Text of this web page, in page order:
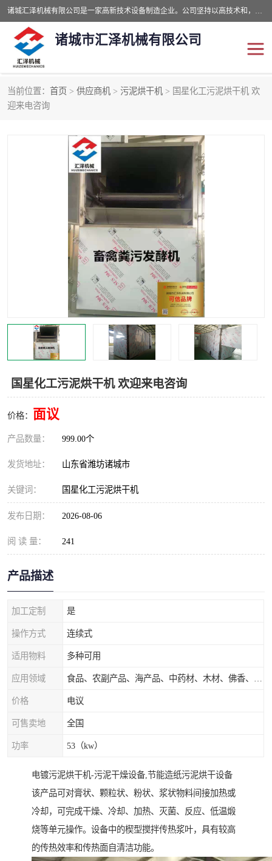
诸城汇泽机械有限公司是一家高新技术设备制造企业。公司坚持以高技术和，高服务于用户，以的环保机械制造设备赢的用户的信赖。现在主要生产死亡畜禽无害化处理和立式和卧式有机肥设备，搅拌机，烘干机，高温发酵机等。污水处理设备，固液分离机。气浮机，化制机等。公司秉承品质，用户至上，科技创新的经营理。
诸城市汇泽机械有限公司
当前位置： 首页 > 供应商机 > 污泥烘干机 > 国星化工污泥烘干机 欢
迎来电咨询
国星化工污泥烘干机 欢迎来电咨询
价格： 面议
产品数量： 999.00个
发货地址： 山东省潍坊诸城市
关键词： 国星化工污泥烘干机
发布日期： 2026-08-06
阅 读 量： 241
产品描述
加工定制 是
操作方式 连续式
适用物料 多种可用
应用领域
价格 电议
可售卖地 全国
功率 53（kw）
电镀污泥烘干机-污泥干燥设备,节能造纸污泥烘干设备
该产品可对膏状、颗粒状、粉状、浆状物料间接加热或
冷却，可完成干燥、冷却、加热、灭菌、反应、低温煅
烧等单元操作。设备中的楔型搅拌传热浆叶，具有较高
的传热效率和传热面自清洁功能。
发酵设备
有机肥设备
纳米膜好氧发酵堆肥机 粪污烘干酶体机
纳米膜发酵
分子膜堆肥仓
分子膜发酵堆肥设备